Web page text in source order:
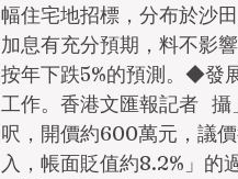
幅住宅地招標，分布於沙
加息有充分預期，料不影
按年下跌5%的預測。◆發
工作。香港文匯報記者
呎，開價約600萬元，議
入，帳面貶值約8.2%」的